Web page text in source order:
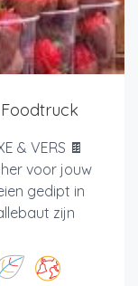
Foodtruck
& VERS 🍫
voor jouw
gedipt in
zijn